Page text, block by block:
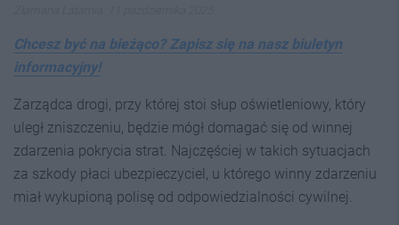
Chcesz być na bieżąco? Zapisz się na nasz biuletyn
informacyjny!
Zarządca drogi, przy której stoi słup oświetleniowy, który
uległ zniszczeniu, będzie mógł domagać się od winnej
zdarzenia pokrycia strat. Najczęściej w takich sytuacjach
za szkody płaci ubezpieczyciel, u którego winny zdarzeniu
miał wykupioną polisę od odpowiedzialności cywilnej.